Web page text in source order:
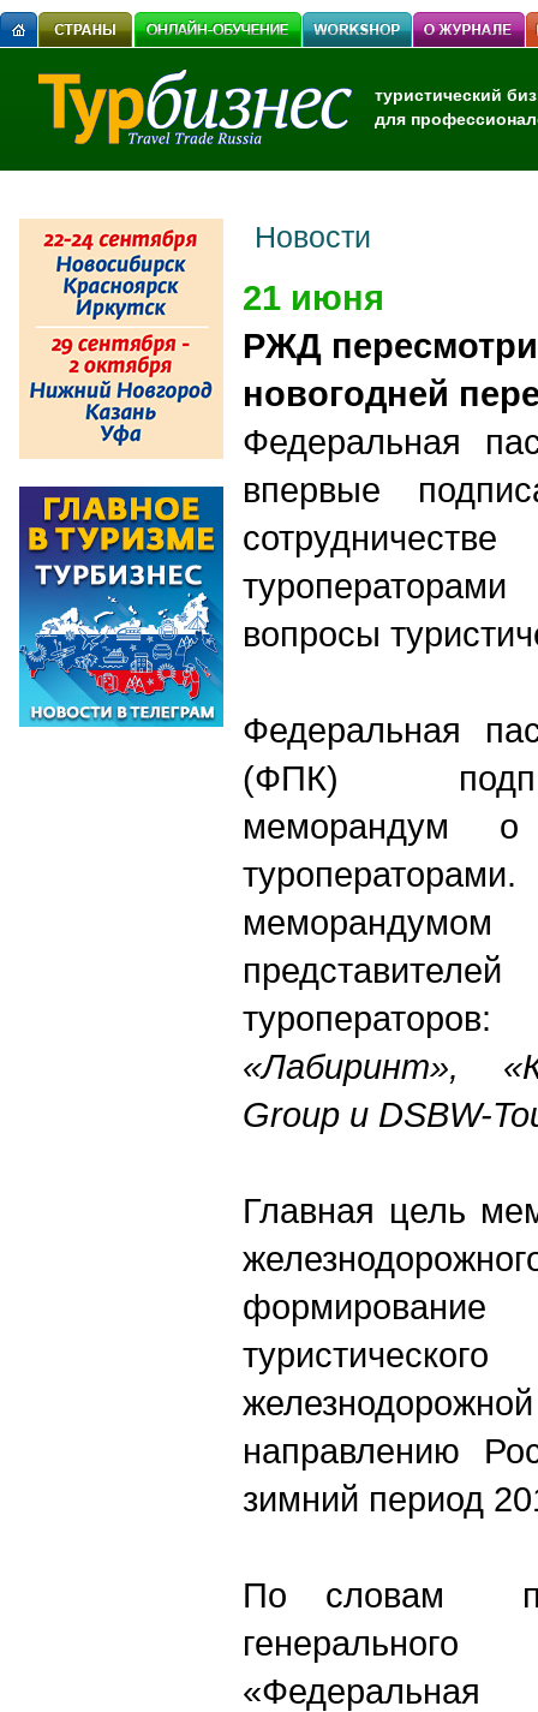
туристический
для
Новости
21 июня
РЖД
новогодней
Федеральная
впервые
вопросы
Федеральная
(ФПК)
меморандум о
«Лабиринт»,
Group и DSBW-
Главная цель
направлению
зимний период
По словам